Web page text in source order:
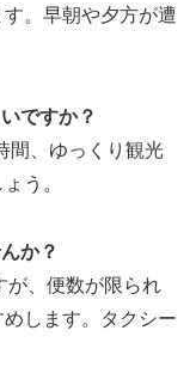
。早朝や夕方が遭
ですか？
間、ゆっくり観光
う。
か？
が、便数が限られ
します。タクシー